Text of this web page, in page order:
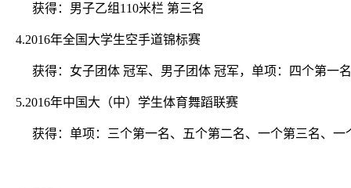
获得：男子乙组110米栏 第三名
4.2016年全国大学生空手道锦标赛
获得：女子团体 冠军、男子团体 冠军，单项：四个第一
5.2016年中国大（中）学生体育舞蹈联赛
获得：单项：三个第一名、五个第二名、一个第三名、一